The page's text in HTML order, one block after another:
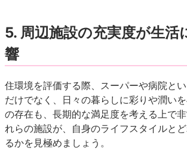
5. 周辺施設の充実度が生活
響
住環境を評価する際、スーパーや病院と
だけでなく、日々の暮らしに彩りや潤い
の存在も、長期的な満足度を考える上で
れらの施設が、自身のライフスタイルと
るかを見極めましょう。